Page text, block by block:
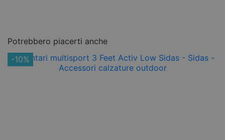
Potrebbero piacerti anche
-10%